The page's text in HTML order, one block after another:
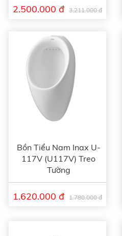
2.500.000 đ 3.211.000 đ
Bồn Tiểu Nam Inax U-
117V (U117V) Treo
Tường
1.620.000 đ 1.780.000 đ